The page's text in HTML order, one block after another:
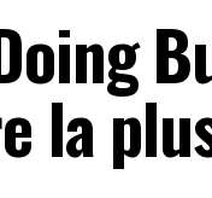
la